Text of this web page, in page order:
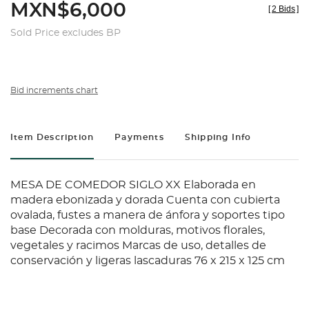
MXN$6,000
Sold Price excludes BP
[2 Bids]
Bid increments chart
Item Description Payments Shipping Info
MESA DE COMEDOR SIGLO XX Elaborada en
madera ebonizada y dorada Cuenta con cubierta
ovalada, fustes a manera de ánfora y soportes tipo
base Decorada con molduras, motivos florales,
vegetales y racimos Marcas de uso, detalles de
conservación y ligeras lascaduras 76 x 215 x 125 cm